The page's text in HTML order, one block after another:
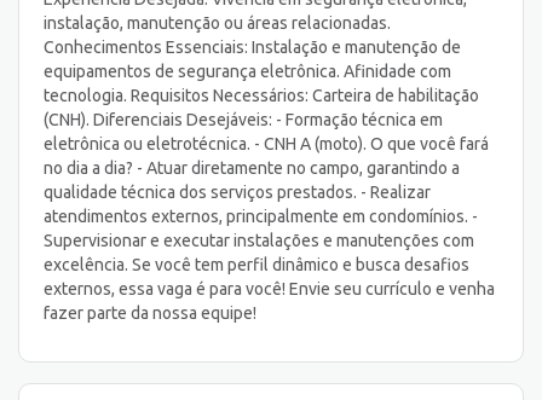
instalação, manutenção ou áreas relacionadas.
Conhecimentos Essenciais: Instalação e manutenção de
equipamentos de segurança eletrônica. Afinidade com
tecnologia. Requisitos Necessários: Carteira de habilitação
(CNH). Diferenciais Desejáveis: - Formação técnica em
eletrônica ou eletrotécnica. - CNH A (moto). O que você fará
no dia a dia? - Atuar diretamente no campo, garantindo a
qualidade técnica dos serviços prestados. - Realizar
atendimentos externos, principalmente em condomínios. -
Supervisionar e executar instalações e manutenções com
excelência. Se você tem perfil dinâmico e busca desafios
externos, essa vaga é para você! Envie seu currículo e venha
fazer parte da nossa equipe!